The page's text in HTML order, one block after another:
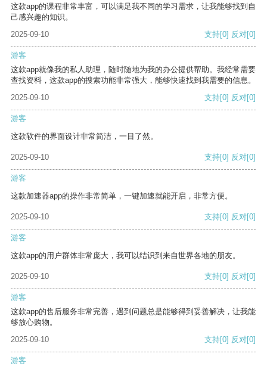
这款app的课程非常丰富，可以满足我不同的学习需求，让我能够找到自
己感兴趣的知识。
2025-09-10
支持[0] 反对[0]
游客
这款app就像我的私人助理，随时随地为我的办公提供帮助。我经常需要
查找资料，这款app的搜索功能非常强大，能够快速找到我需要的信息。
2025-09-10
支持[0] 反对[0]
游客
这款软件的界面设计非常简洁，一目了然。
2025-09-10 支持[0] 反对[0]
游客
这款加速器app的操作非常简单，一键加速就能开启，非常方便。
2025-09-10 支持[0] 反对[0]
游客
这款app的用户群体非常庞大，我可以结识到来自世界各地的朋友。
2025-09-10 支持[0] 反对[0]
游客
这款app的售后服务非常完善，遇到问题总是能够得到妥善解决，让我能
够放心购物。
2025-09-10
支持[0] 反对[0]
游客